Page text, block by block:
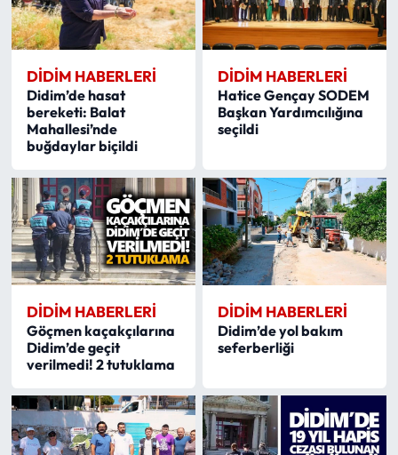
DIDIM HABERLERI
Didim’de hasat
bereketi: Balat
Mahallesi’nde
buğdaylar biçildi
DIDIM HABERLERI
Hatice Gençay SODEM
Başkan Yardımcılığına
seçildi
DIDIM HABERLERI
Göçmen kaçakçılarına
Didim’de geçit
verilmedi! 2 tutuklama
DIDIM HABERLERI
Didim’de yol bakım
seferberliği